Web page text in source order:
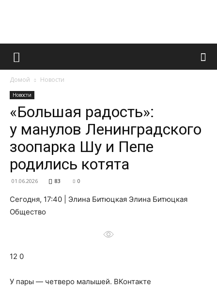
Французский
и
Домой Новости
Новости
«Большая радость»:
у манулов Ленинградского
зоопарка Шу и Пепе
родились котята
01.06.2026 83 0
Сегодня, 17:40 | Элина Битюцкая Элина Битюцкая
Общество
12 0
У пары — четверо малышей. ВКонтакте